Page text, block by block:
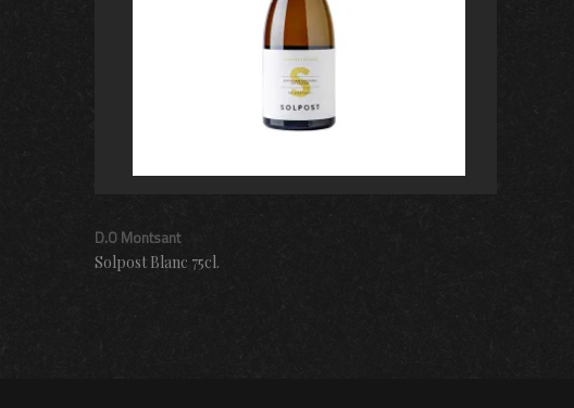
D.O Montsant
Solpost Blanc 75cl.